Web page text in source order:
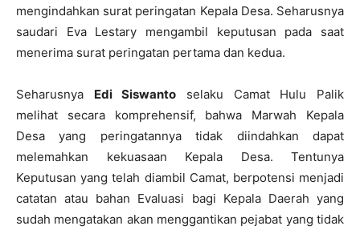
mengindahkan surat peringatan Kepala Desa. Seharusnya
saudari Eva Lestary mengambil keputusan pada saat
menerima surat peringatan pertama dan kedua.
Seharusnya Edi Siswanto selaku Camat Hulu Palik
melihat secara komprehensif, bahwa Marwah Kepala
Desa yang peringatannya tidak diindahkan dapat
melemahkan kekuasaan Kepala Desa. Tentunya
Keputusan yang telah diambil Camat, berpotensi menjadi
catatan atau bahan Evaluasi bagi Kepala Daerah yang
sudah mengatakan akan menggantikan pejabat yang tidak